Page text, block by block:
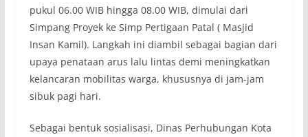
pukul 06.00 WIB hingga 08.00 WIB, dimulai dari
Simpang Proyek ke Simp Pertigaan Patal ( Masjid
Insan Kamil). Langkah ini diambil sebagai bagian dari
upaya penataan arus lalu lintas demi meningkatkan
kelancaran mobilitas warga, khususnya di jam-jam
sibuk pagi hari.
Sebagai bentuk sosialisasi, Dinas Perhubungan Kota